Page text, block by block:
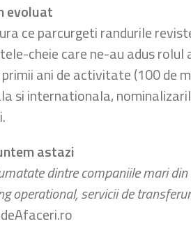
evoluat
ce parcurgeti randurile
cheie care ne-au adus
primii ani de activitate (100 de
si internationala,
astazi
dintre companiile mari
operational, servicii de